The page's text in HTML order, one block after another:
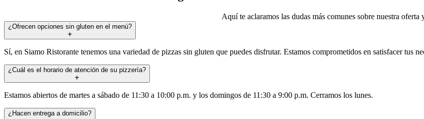
Aquí te aclaramos las dudas más comunes sobre nuestra oferta
¿Ofrecen opciones sin gluten en el menú?
Sí, en Siamo Ristorante tenemos una variedad de pizzas sin gluten que puedes disfrutar. Estamos comprometidos en satisfacer tus
¿Cuál es el horario de atención de su pizzería?
Estamos abiertos de martes a sábado de 11:30 a 10:00 p.m. y los domingos de 11:30 a 9:00 p.m. Cerramos los lunes.
¿Hacen entrega a domicilio?